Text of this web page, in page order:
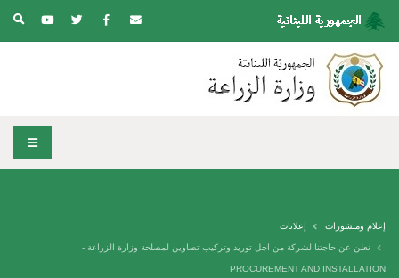
إعلام ومنشورات إعلانات
نعلن عن حاجتنا لشركة من اجل توريد وتركيب تصاوين لمصلحة وزارة الزراعة -
PROCUREMENT AND INSTALLATION